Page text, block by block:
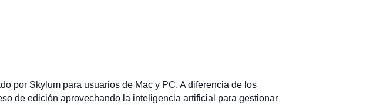
por Skylum para usuarios de Mac y PC. A diferencia de los
de edición aprovechando la inteligencia artificial para gestionar